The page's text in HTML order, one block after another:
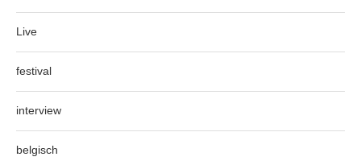
Live
festival
interview
belgisch